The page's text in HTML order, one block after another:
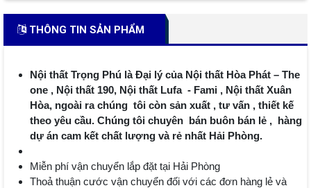
THÔNG TIN SẢN PHẨM
Nội thất Trọng Phú là Đại lý của Nội thất Hòa Phát – The
one , Nội thất 190, Nội thất Lufa - Fami , Nội thất Xuân
Hòa, ngoài ra chúng tôi còn sản xuất , tư vấn , thiết kế
theo yêu cầu. Chúng tôi chuyên bán buôn bán lẻ , hàng
dự án cam kết chất lượng và rẻ nhất Hải Phòng.
Miễn phí vận chuyển lắp đặt tại Hải Phòng
Thoả thuận cước vận chuyển đối với các đơn hàng lẻ và